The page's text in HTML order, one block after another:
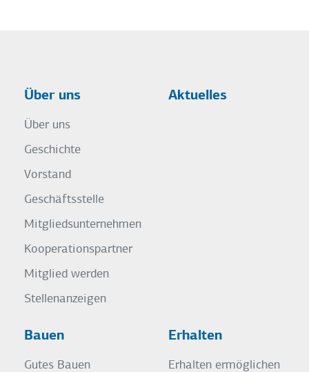
Über uns
Über uns
Geschichte
Vorstand
Geschäftsstelle
Mitgliedsunternehmen
Kooperationspartner
Mitglied werden
Stellenanzeigen
Aktuelles
Bauen
Gutes Bauen
Erhalten
Erhalten ermöglichen